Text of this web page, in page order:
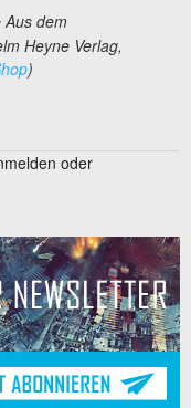
Aus dem
Heyne Verlag,
)
oder